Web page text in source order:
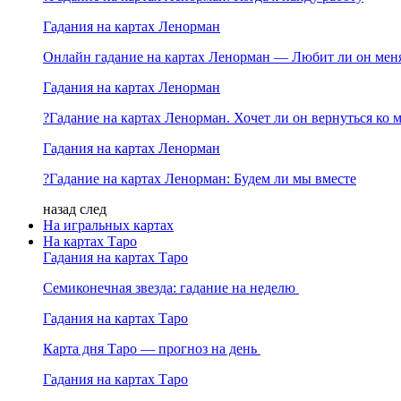
Гадания на картах Ленорман
Онлайн гадание на картах Ленорман — Любит ли он
Гадания на картах Ленорман
?Гадание на картах Ленорман. Хочет ли он вернуться ко
Гадания на картах Ленорман
?Гадание на картах Ленорман: Будем ли мы вместе
назад след
На игральных картах
На картах Таро
Гадания на картах Таро
Семиконечная звезда: гадание на неделю
Гадания на картах Таро
Карта дня Таро — прогноз на день
Гадания на картах Таро